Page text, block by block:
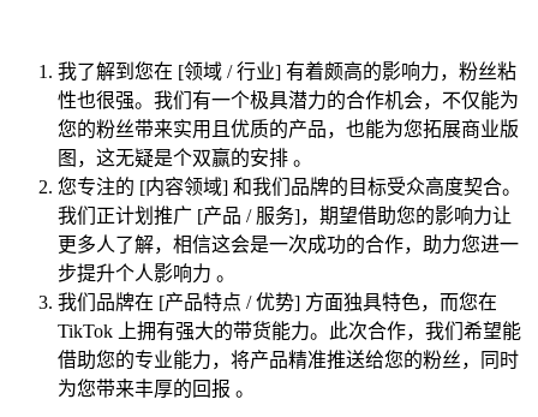
我了解到您在 [领域 / 行业] 有着颇高的影响力，粉丝粘
性也很强。我们有一个极具潜力的合作机会，不仅能为
您的粉丝带来实用且优质的产品，也能为您拓展商业版
图，这无疑是个双赢的安排 。
您专注的 [内容领域] 和我们品牌的目标受众高度契合。
我们正计划推广 [产品 / 服务]，期望借助您的影响力让
更多人了解，相信这会是一次成功的合作，助力您进一
步提升个人影响力 。
我们品牌在 [产品特点 / 优势] 方面独具特色，而您在
TikTok 上拥有强大的带货能力。此次合作，我们希望能
借助您的专业能力，将产品精准推送给您的粉丝，同时
为您带来丰厚的回报 。